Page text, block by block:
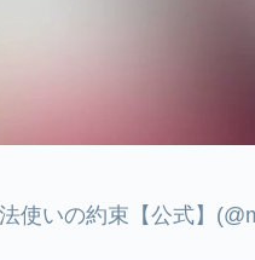
使いの約束【公式】